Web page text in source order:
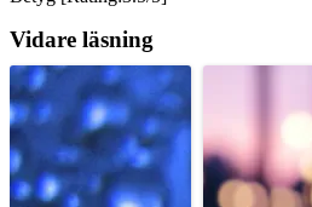
Vidare läsning